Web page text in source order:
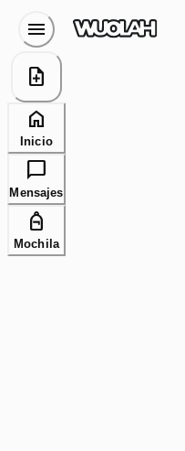
menu
note_add
home
Inicio
chat_bubble
Mensajes
personal_bag
Mochila